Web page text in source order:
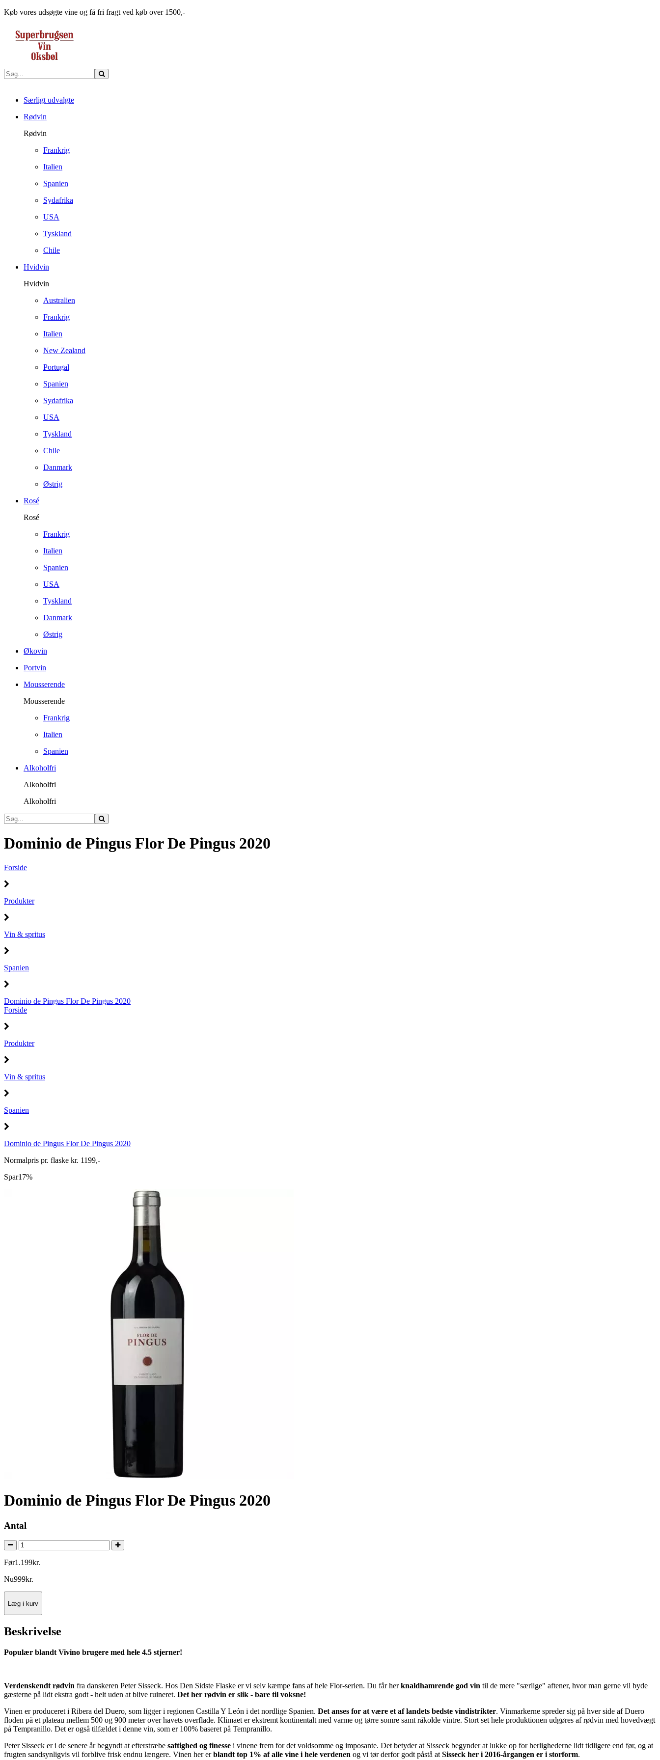
Køb vores udsøgte vine og få fri fragt ved køb over 1500,-
Særligt udvalgte
Rødvin
Rødvin
Frankrig
Italien
Spanien
Sydafrika
USA
Tyskland
Chile
Hvidvin
Hvidvin
Australien
Frankrig
Italien
New Zealand
Portugal
Spanien
Sydafrika
USA
Tyskland
Chile
Danmark
Østrig
Rosé
Rosé
Frankrig
Italien
Spanien
USA
Tyskland
Danmark
Østrig
Økovin
Portvin
Mousserende
Mousserende
Frankrig
Italien
Spanien
Alkoholfri
Alkoholfri
Alkoholfri
Dominio de Pingus Flor De Pingus 2020
Forside
Produkter
Vin & spritus
Spanien
Dominio de Pingus Flor De Pingus 2020
Forside
Produkter
Vin & spritus
Spanien
Dominio de Pingus Flor De Pingus 2020
Normalpris pr. flaske kr. 1199,-
Spar17%
Dominio de Pingus Flor De Pingus 2020
Antal
Før1.199kr.
Nu999kr.
Læg i kurv
Beskrivelse
Populær blandt Vivino brugere med hele 4.5 stjerner!
Verdenskendt rødvin fra danskeren Peter Sisseck. Hos Den Sidste Flaske er vi selv kæmpe fans af hele Flor-serien. Du får herknaldhamrende god vin til de mere "særlige" aftener, hvor man gerne vil byde
gæsterne på lidt ekstra godt - helt uden at blive ruineret. Det her rødvin er slik - bare til voksne!
Vinen er produceret i Ribera del Duero, som ligger i regionen Castilla Y León i det nordlige Spanien. Det anses for at være et af landets bedste vindistrikter. Vinmarkerne spreder sig på hver side af Duero
floden på et plateau mellem 500 og 900 meter over havets overflade. Klimaet er ekstremt kontinentalt med varme og tørre somre samt råkolde vintre. Stort set hele produktionen udgøres af rødvin med hovedvægt
på Tempranillo. Det er også tilfældet i denne vin, som er 100% baseret på Tempranillo.
Peter Sisseck er i de senere år begyndt at efterstræbe saftighed og finesse i vinene frem for det voldsomme og imposante. Det betyder at Sisseck begynder at lukke op for herlighederne lidt tidligere end før, og at
frugten sandsynligvis vil forblive frisk endnu længere. Vinen her erblandt top 1% af alle vine i hele verdenen og vi tør derfor godt påstå at Sisseck her i 2016-årgangen er i storform.